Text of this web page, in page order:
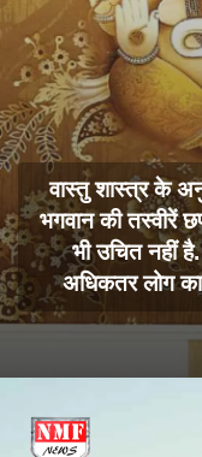
वास्तु शास्त्र के
भगवान की तस्वीरें
भी उचित नहीं
अधिकतर लोग